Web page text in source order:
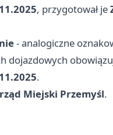
, przygotował je
- analogiczne
dojazdowych
.
Miejski Przemyśl.